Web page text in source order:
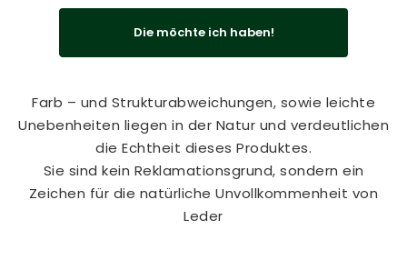
Die möchte ich haben!
Farb – und Strukturabweichungen, sowie leichte
Unebenheiten liegen in der Natur und verdeutlichen
die Echtheit dieses Produktes.
Sie sind kein Reklamationsgrund, sondern ein
Zeichen für die natürliche Unvollkommenheit von
Leder